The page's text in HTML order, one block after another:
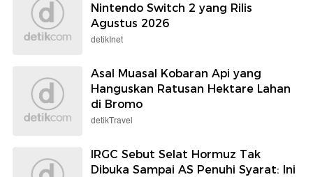
Nintendo Switch 2 yang Rilis
Agustus 2026
detikInet
Asal Muasal Kobaran Api yang
Hanguskan Ratusan Hektare Lahan
di Bromo
detikTravel
IRGC Sebut Selat Hormuz Tak
Dibuka Sampai AS Penuhi Syarat: Ini